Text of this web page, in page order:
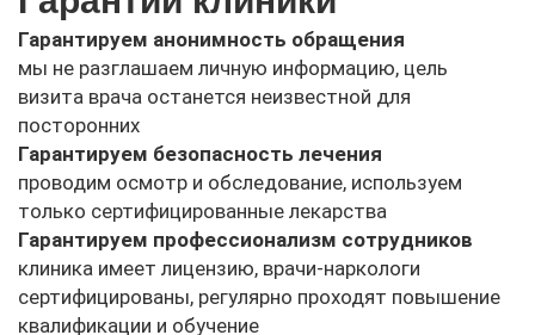
Гарантируем анонимность обращения
мы не разглашаем личную информацию, цель
визита врача останется неизвестной для
посторонних
Гарантируем безопасность лечения
проводим осмотр и обследование, используем
только сертифицированные лекарства
Гарантируем профессионализм сотрудников
клиника имеет лицензию, врачи-наркологи
сертифицированы, регулярно проходят повышение
квалификации и обучение